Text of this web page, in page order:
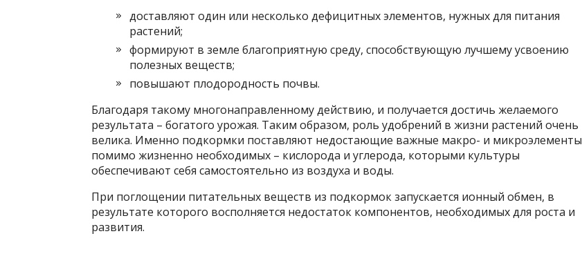
доставляют один или несколько дефицитных элементов, нужных для питания
растений;
формируют в земле благоприятную среду, способствующую лучшему усвоению
полезных веществ;
повышают плодородность почвы.
Благодаря такому многонаправленному действию, и получается достичь желаемого
результата – богатого урожая. Таким образом, роль удобрений в жизни растений очень
велика. Именно подкормки поставляют недостающие важные макро- и микроэлементы
помимо жизненно необходимых – кислорода и углерода, которыми культуры
обеспечивают себя самостоятельно из воздуха и воды.
При поглощении питательных веществ из подкормок запускается ионный обмен, в
результате которого восполняется недостаток компонентов, необходимых для роста и
развития.